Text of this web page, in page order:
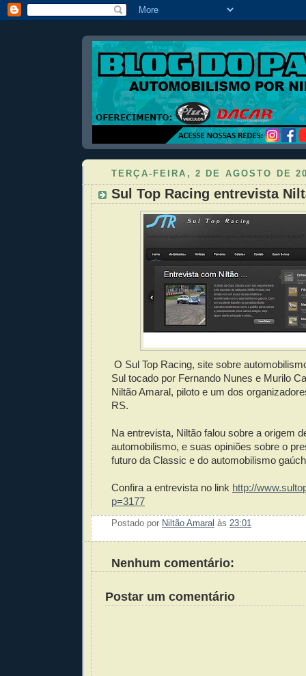
TERÇA-FEIRA, 2 DE AGOSTO DE
Sul Top Racing entrevista
O Sul Top Racing, site sobre
Sul tocado por Fernando Nunes e Murilo
Niltão Amaral, piloto e um dos
RS.
Na entrevista, Niltão falou sobre a origem
automobilismo, e suas opiniões sobre o
futuro da Classic e do automobilismo
Confira a entrevista no link http://
p=3177
Postado por Niltão Amaral às 23:01
Nenhum comentário:
Postar um comentário